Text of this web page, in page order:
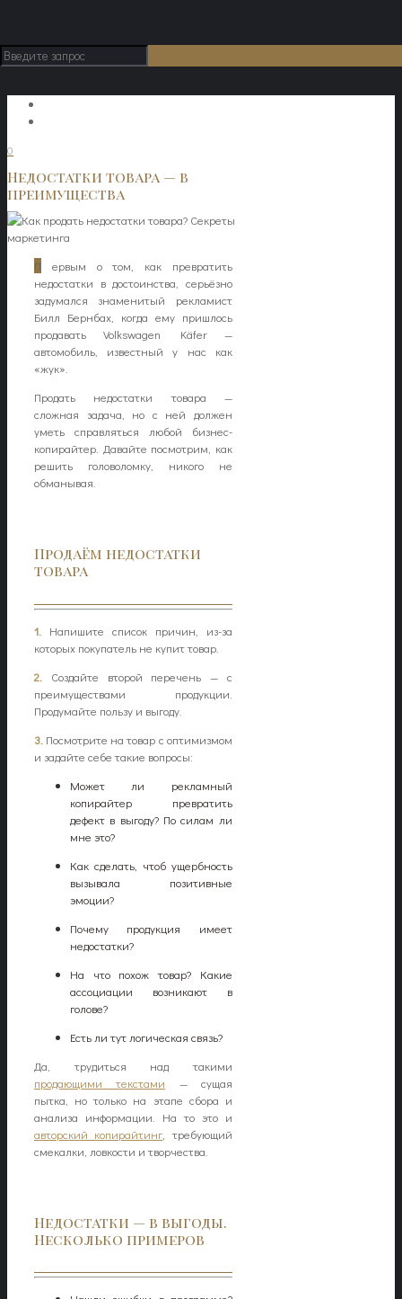
0
Недостатки товара — в
преимущества
П ервым о том, как превратить
недостатки в достоинства, серьёзно
задумался знаменитый рекламист
Билл Бернбах, когда ему пришлось
продавать Volkswagen Käfer —
автомобиль, известный у нас как
«жук».
Продать недостатки товара —
сложная задача, но с ней должен
уметь справляться любой бизнес-
копирайтер. Давайте посмотрим, как
решить головоломку, никого не
обманывая.
Продаём недостатки
товара
1. Напишите список причин, из-за
которых покупатель не купит товар.
2. Создайте второй перечень — с
преимуществами продукции.
Продумайте пользу и выгоду.
3. Посмотрите на товар с оптимизмом
и задайте себе такие вопросы:
Может ли рекламный
копирайтер превратить
дефект в выгоду? По силам ли
мне это?
Как сделать, чтоб ущербность
вызывала позитивные
эмоции?
Почему продукция имеет
недостатки?
На что похож товар? Какие
ассоциации возникают в
голове?
Есть ли тут логическая связь?
Да, трудиться над такими
продающими текстами — сущая
пытка, но только на этапе сбора и
анализа информации. На то это и
авторский копирайтинг , требующий
смекалки, ловкости и творчества.
Недостатки — в выгоды.
Несколько примеров